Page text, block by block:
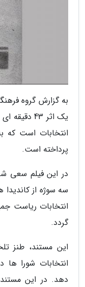
به گزارش گروه
یک اثر 43
پرداخته است.
در این فیلم سعی
سه سوژه از
انتخابات ریاست
گردد.
این مستند، طنز
انتخابات شورا
دهد. در این